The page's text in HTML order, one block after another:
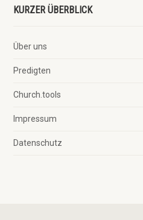
KURZER ÜBERBLICK
Über uns
Predigten
Church.tools
Impressum
Datenschutz